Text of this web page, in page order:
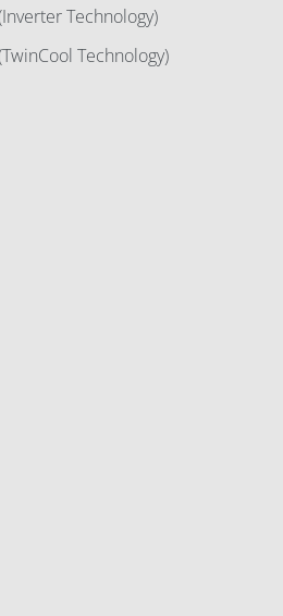
Technology)
Technology)